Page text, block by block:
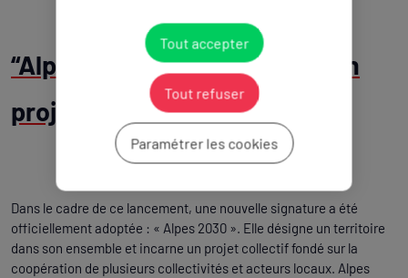
“Alpes 2030”, l'illustration d'un
projet collectif
Dans le cadre de ce lancement, une nouvelle signature a été
officiellement adoptée : « Alpes 2030 ». Elle désigne un territoire
dans son ensemble et incarne un projet collectif fondé sur la
coopération de plusieurs collectivités et acteurs locaux. Alpes
Tout accepter
Tout refuser
Paramétrer les cookies